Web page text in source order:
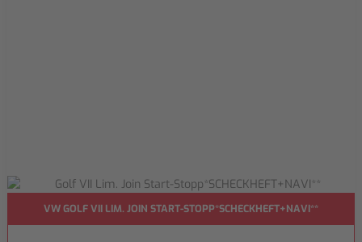
VW GOLF VII LIM. JOIN START-STOPP*SCHECKHEFT+NAVI**